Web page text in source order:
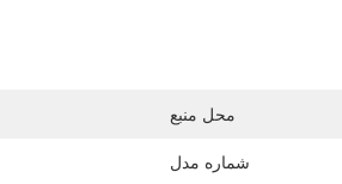
محل منبع
شماره مدل